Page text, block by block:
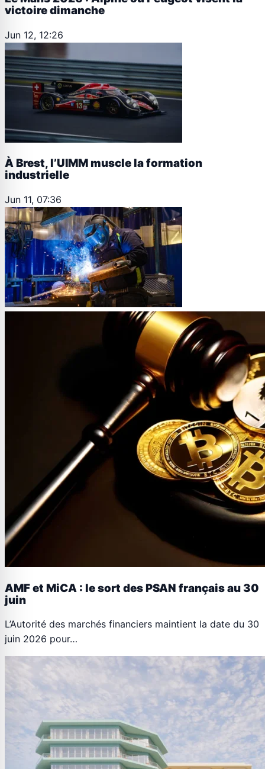
victoire dimanche
Jun 12, 12:26
À Brest, l’UIMM muscle la formation
industrielle
Jun 11, 07:36
AMF et MiCA : le sort des PSAN français au 30
juin
L’Autorité des marchés financiers maintient la date du 30
juin 2026 pour…